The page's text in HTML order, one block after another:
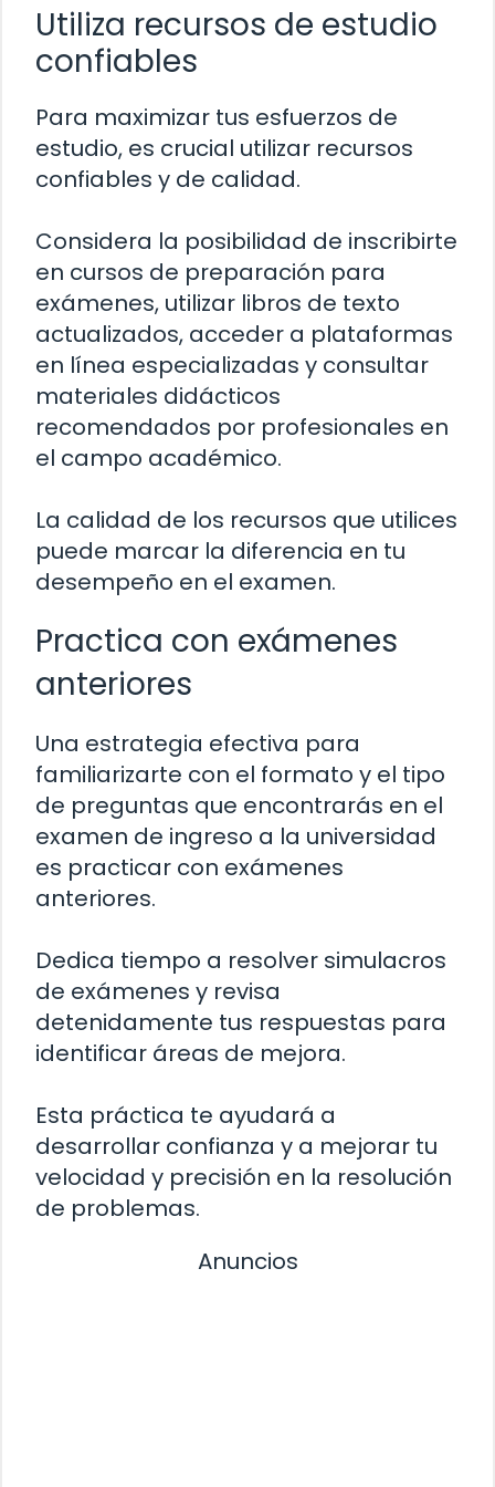
Utiliza recursos de estudio
confiables
Para maximizar tus esfuerzos de
estudio, es crucial utilizar recursos
confiables y de calidad.
Considera la posibilidad de inscribirte
en cursos de preparación para
exámenes, utilizar libros de texto
actualizados, acceder a plataformas
en línea especializadas y consultar
materiales didácticos
recomendados por profesionales en
el campo académico.
La calidad de los recursos que utilices
puede marcar la diferencia en tu
desempeño en el examen.
Practica con exámenes
anteriores
Una estrategia efectiva para
familiarizarte con el formato y el tipo
de preguntas que encontrarás en el
examen de ingreso a la universidad
es practicar con exámenes
anteriores.
Dedica tiempo a resolver simulacros
de exámenes y revisa
detenidamente tus respuestas para
identificar áreas de mejora.
Esta práctica te ayudará a
desarrollar confianza y a mejorar tu
velocidad y precisión en la resolución
de problemas.
Anuncios